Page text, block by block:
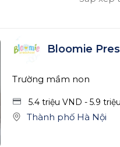
Bloomie
Trường mầm non
5.4 triệu VND - 5.9 triệu
Thành phố Hà Nội